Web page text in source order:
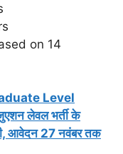
on 14
Level
लेवल भर्ती के
आवेदन 27 नवंबर तक